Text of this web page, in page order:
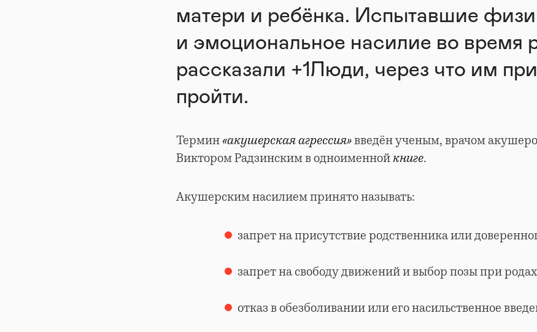
матери и ребёнка. Испытавшие
и эмоциональное насилие во время
рассказали +1Люди, через что им
пройти.
Термин «акушерская агрессия»введён ученым, врачом
Виктором Радзинским в одноименной книге.
Акушерским насилием принято называть:
запрет на присутствие родственника или
запрет на свободу движений и выбор позы при
отказ в обезболивании или его насильственное